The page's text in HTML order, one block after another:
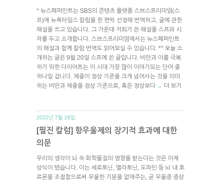
* 뉴스페퍼민트는 SBS의 콘텐츠 플랫폼 스브스프리미엄(스
프)에 뉴욕타임스 칼럼을 한 편씩 선정해 번역하고, 글에 관한
해설을 쓰고 있습니다. 그 가운데 저희가 쓴 해설을 스프와 시
차를 두고 소개합니다. 스브스프리미엄에서는 뉴스페퍼민트
의 해설과 함께 칼럼 번역도 읽어보실 수 있습니다. ** 오늘 소
개하는 글은 9월 20일 스프에 쓴 글입니다. 비만과 이를 극복
하기 위한 다이어트는 이 시대 가장 많이 이야기되는 단어 중
하나일 겁니다. 체중이 정상 기준을 크게 넘어서는 것을 의미
하는 비만과 체중을 정상 기준으로, 혹은 정상보다 → 더 보기
2022년 7월 18일.
[필진 칼럼] 항우울제의 장기적 효과에 대한
의문
우리의 생각이 뇌 속 화학물질의 영향을 받는다는 것은 이제
상식이 됐습니다. 이는 세로토닌, 멜라토닌, 도파민 등 뇌 내 호
르몬을 조절함으로써 우울한 기분을 없애주는, 곧 우울증 증상